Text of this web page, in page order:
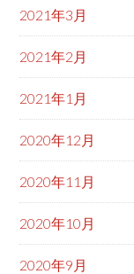
2021年3月
2021年2月
2021年1月
2020年12月
2020年11月
2020年10月
2020年9月